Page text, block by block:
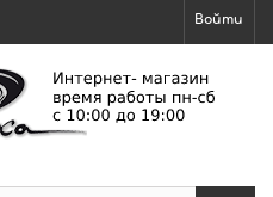
Войти